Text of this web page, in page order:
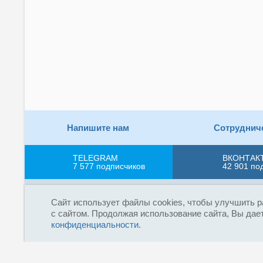
Напишите нам
TELEGRAM
7 577 подписчиков
42 901
Пользовательское соглашение Соглашение об
16+
Сетевое издание «Fireman.club»
(Роскомнадзор). Выписка из реестра
Сайт использует файлы cookies, чтобы улучшить
с сайтом. Продолжая использование сайта, Вы
конфиденциальности.